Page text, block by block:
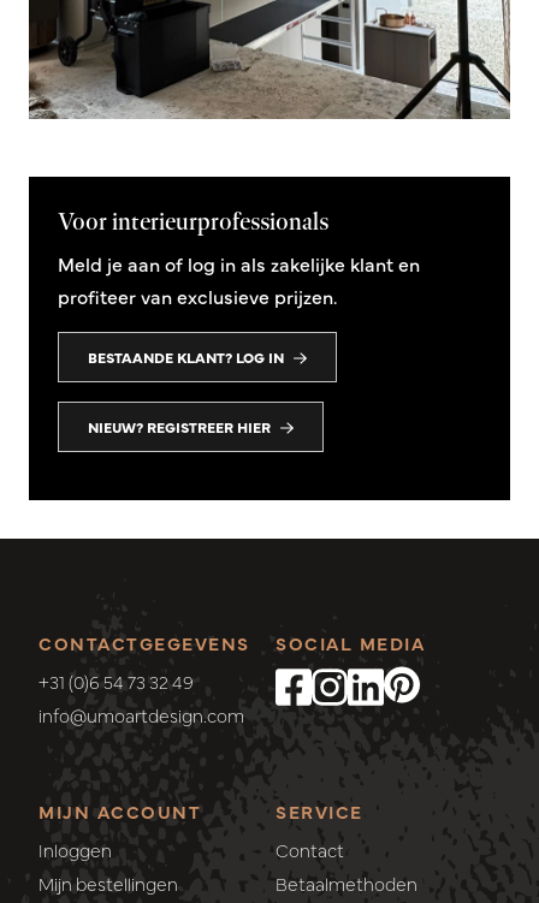
Voor interieurprofessionals
Meld je aan of log in als zakelijke klant en
profiteer van exclusieve prijzen.
BESTAANDE KLANT? LOG IN
NIEUW? REGISTREER HIER
CONTACTGEGEVENS
+31 (0)6 54 73 32 49
info@umoartdesign.com
MIJN ACCOUNT
Inloggen
Mijn bestellingen
SERVICE
Contact
Betaalmethoden
SOCIAL MEDIA